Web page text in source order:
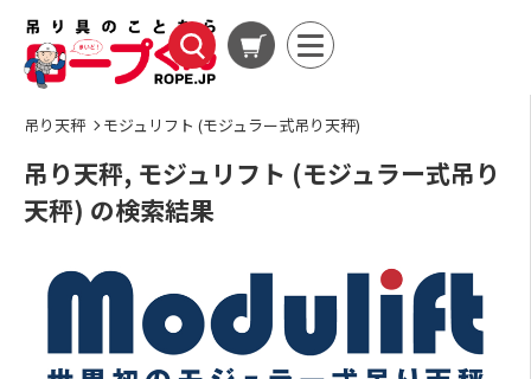
吊り天秤 モジュリフト (モジュラー式吊り天秤)
吊り天秤, モジュリフト (モジュラー式吊り
天秤) の検索結果